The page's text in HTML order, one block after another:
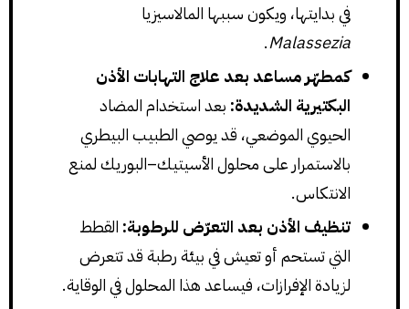
في بدايتها، ويكون سببها المالاسيزيا
Malassezia
.
كمطهّر مساعد بعد علاج التهابات الأذن
البكتيرية الشديدة: بعد استخدام المضاد
الحيوي الموضعي، قد يوصي الطبيب البيطري
بالاستمرار على محلول الأسيتيك–البوريك لمنع
الانتكاس.
تنظيف الأذن بعد التعرّض للرطوبة: القطط
التي تستحم أو تعيش في بيئة رطبة قد تتعرض
لزيادة الإفرازات، فيساعد هذا المحلول في الوقاية.